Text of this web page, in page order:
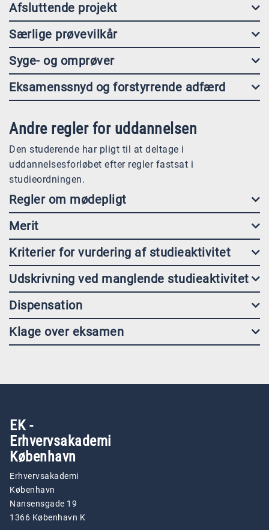
Afsluttende projekt
Særlige prøvevilkår
Syge- og omprøver
Eksamenssnyd og forstyrrende adfærd
Andre regler for uddannelsen
Den studerende har pligt til at deltage i
uddannelsesforløbet efter regler fastsat i
studieordningen.
Regler om mødepligt
Merit
Kriterier for vurdering af studieaktivitet
Udskrivning ved manglende studieaktivitet
Dispensation
Klage over eksamen
EK -
Erhvervsakademi
København
Erhvervsakademi
København
Nansensgade 19
1366 København K